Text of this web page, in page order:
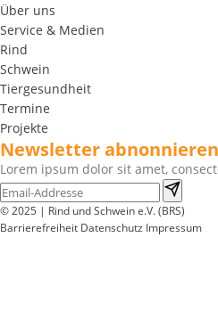
Über uns
Service & Medien
Rind
Schwein
Tiergesundheit
Termine
Projekte
Newsletter abnonnieren
Lorem ipsum dolor sit amet,
© 2025 | Rind und Schwein e.V. (BRS)
Barrierefreiheit Datenschutz Impressum